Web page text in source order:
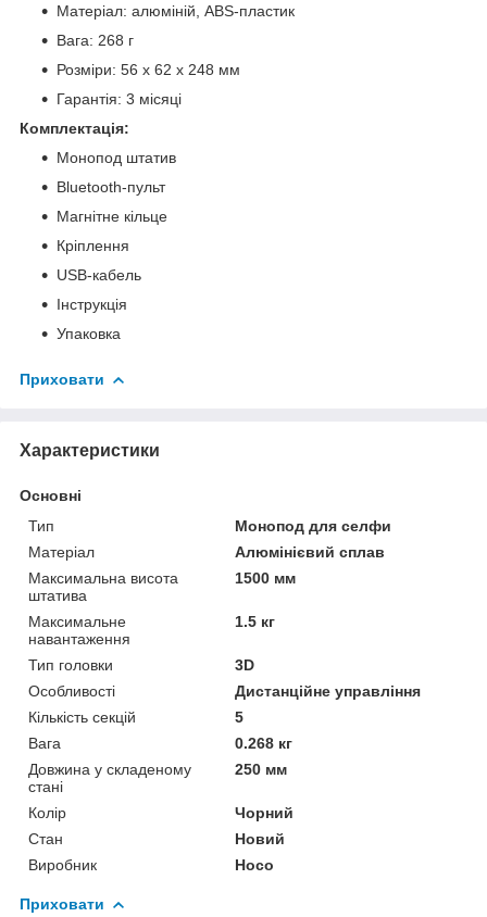
Матеріал: алюміній, ABS-пластик
Вага: 268 г
Розміри: 56 х 62 х 248 мм
Гарантія: 3 місяці
Комплектація:
Монопод штатив
Bluetooth-пульт
Магнітне кільце
Кріплення
USB-кабель
Інструкція
Упаковка
Приховати
Характеристики
Основні
Тип
Монопод для селфи
Матеріал
Алюмінієвий сплав
Максимальна висота
штатива
1500 мм
Максимальне
навантаження
1.5 кг
Тип головки
3D
Особливості
Дистанційне управління
Кількість секцій
5
Вага
0.268 кг
Довжина у складеному
стані
250 мм
Колір
Чорний
Стан
Новий
Виробник
Hoco
Приховати